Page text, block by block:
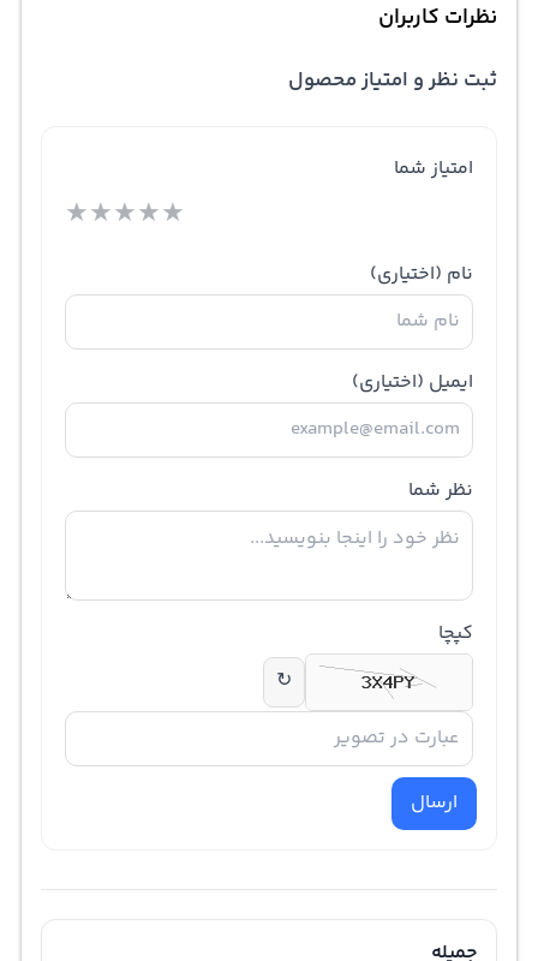
نظرات کاربران
ثبت نظر و امتیاز محصول
امتیاز شما
★★★★★
نام (اختیاری)
ایمیل (اختیاری)
نظر شما
کپچا
↻
ارسال
جمیله